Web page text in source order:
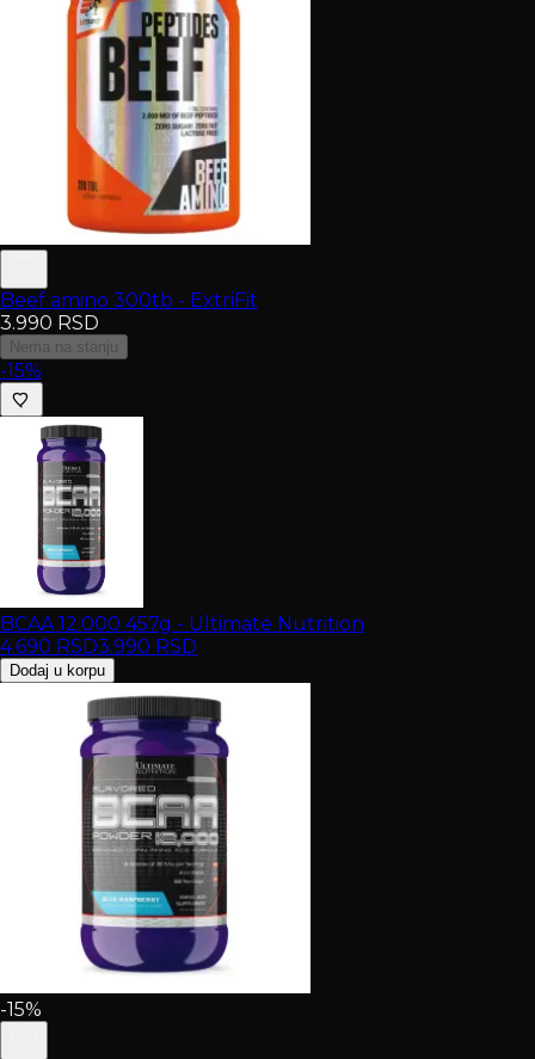
Beef amino 300tb - ExtriFit
3.990 RSD
Nema na stanju
-15%
BCAA 12.000 457g - Ultimate Nutrition
4.690 RSD3.990 RSD
Dodaj u korpu
-15%